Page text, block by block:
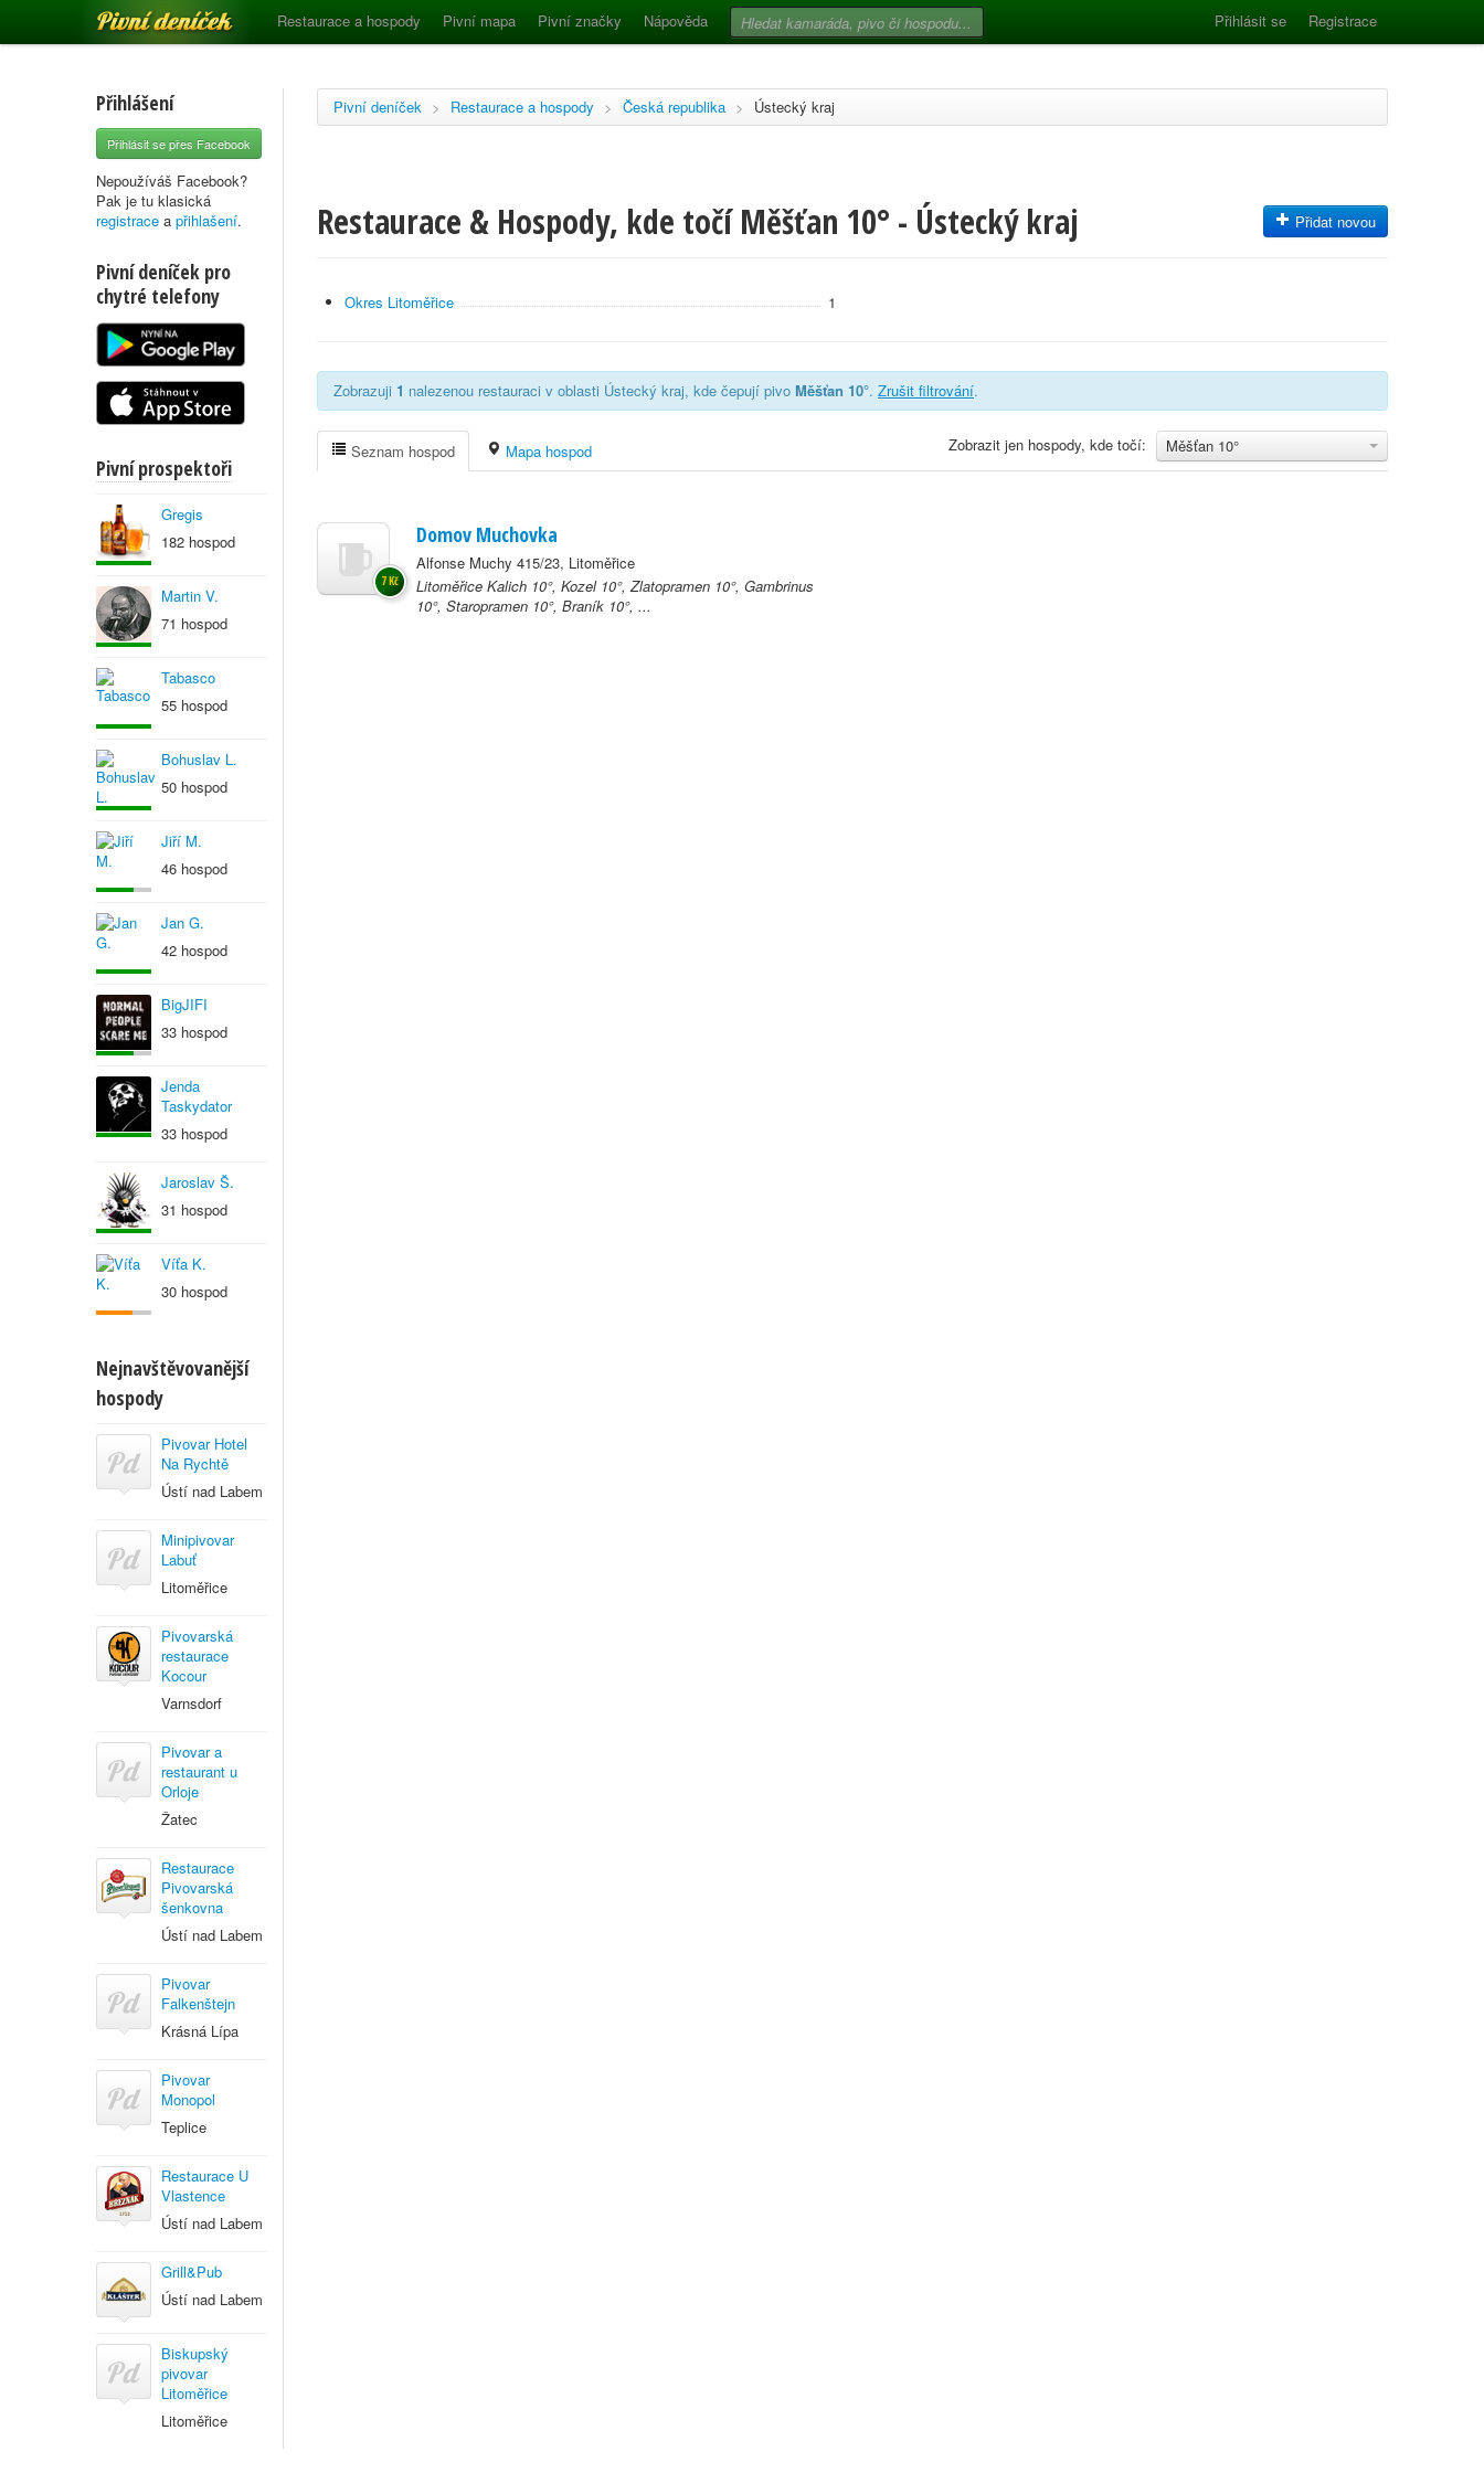
Pivní deníček Restaurace a hospody Pivní mapa Pivní značky Nápověda Přihlásit se Registrace
Přihlášení
Přihlásit se přes Facebook
Nepoužíváš Facebook?
Pak je tu klasická
registrace a přihlašení.
Pivní deníček pro
chytré telefony
Pivní prospektoři
Gregis
182 hospod
Martin V.
71 hospod
Tabasco
55 hospod
Bohuslav L.
50 hospod
Jiří M.
46 hospod
Jan G.
42 hospod
BigJIFI
33 hospod
Jenda
Taskydator
33 hospod
Jaroslav Š.
31 hospod
Víťa K.
30 hospod
Nejnavštěvovanější
hospody
Pivovar Hotel
Na Rychtě
Ústí nad Labem
Minipivovar
Labuť
Litoměřice
Pivovarská
restaurace
Kocour
Varnsdorf
Pivovar a
restaurant u
Orloje
Žatec
Restaurace
Pivovarská
šenkovna
Ústí nad Labem
Pivovar
Falkenštejn
Krásná Lípa
Pivovar
Monopol
Teplice
Restaurace U
Vlastence
Ústí nad Labem
Grill&Pub
Ústí nad Labem
Biskupský
pivovar
Litoměřice
Litoměřice
Pivní deníček > Restaurace a hospody > Česká republika > Ústecký kraj
Restaurace & Hospody, kde točí Měšťan 10° - Ústecký kraj Přidat novou
Okres Litoměřice 1
Zobrazuji 1 nalezenou restauraci v oblasti Ústecký kraj, kde čepují pivo Měšťan 10°. Zrušit filtrování.
Měšťan 10°
Zobrazit jen hospody, kde točí:
Seznam hospod Mapa hospod
Domov Muchovka
Alfonse Muchy 415/23, Litoměřice
Litoměřice Kalich 10°, Kozel 10°, Zlatopramen 10°, Gambrinus
10°, Staropramen 10°, Braník 10°, ...
7 Kč